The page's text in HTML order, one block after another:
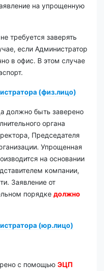
на упрощенную
требуется заверять
если Администратор
в офис. В этом случае
(физ.лицо)
должно быть заверено
органа
Председателя
Упрощенная
на основании
компании,
Заявление от
порядке должно
(юр.лицо)
с помощью ЭЦП